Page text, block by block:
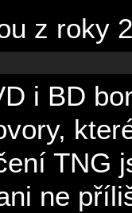
z roky
i BD
TNG
ne